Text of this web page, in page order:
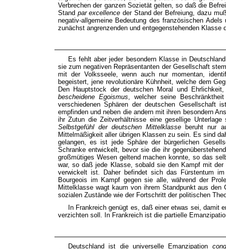
Verbrechen der ganzen Sozietät gelten, so daß die
Stand par excellence der Stand der Befreiung, dazu
negativ-allgemeine Bedeutung des französischen
zunächst angrenzenden und entgegenstehenden Klasse
Es fehlt aber jeder besondern Klasse in
sie zum negativen Repräsentanten der Gesellschaft
mit der Volksseele, wenn auch nur momentan,
begeistert, jene revolutionäre Kühnheit, welche dem
Den Hauptstock der deutschen Moral und
bescheidene Egoismus, welcher seine
verschiedenen Sphären der deutschen Gesellschaft
empfinden und neben die andern mit ihren besondern
ihr Zutun die Zeitverhältnisse eine gesellige
Selbstgefühl der deutschen Mittelklasse beruht nur
Mittelmäßigkeit aller übrigen Klassen zu sein. Es sind
gelangen, es ist jede Sphäre der bürgerlichen
Schranke entwickelt, bevor sie die ihr
großmütiges Wesen geltend machen konnte, so das
war, so daß jede Klasse, sobald sie den Kampf mit
verwickelt ist. Daher befindet sich das Fürstentum
Bourgeois im Kampf gegen sie alle, während der
Mittelklasse wagt kaum von ihrem Standpunkt aus
sozialen Zustände wie der Fortschritt der politischen
In Frankreich genügt es, daß einer etwas sei, damit
verzichten soll. In Frankreich ist die partielle
Deutschland ist die universelle Emanzipation